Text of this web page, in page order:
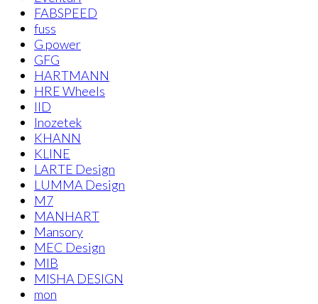
FABSPEED
fuss
G power
GFG
HARTMANN
HRE Wheels
IID
Inozetek
KHANN
KLINE
LARTE Design
LUMMA Design
M7
MANHART
Mansory
MEC Design
MIB
MISHA DESIGN
mon